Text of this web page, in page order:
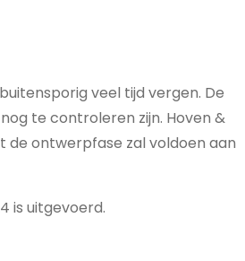
veel tijd vergen. De
te controleren zijn. Hoven &
de ontwerpfase zal voldoen aan
is uitgevoerd.